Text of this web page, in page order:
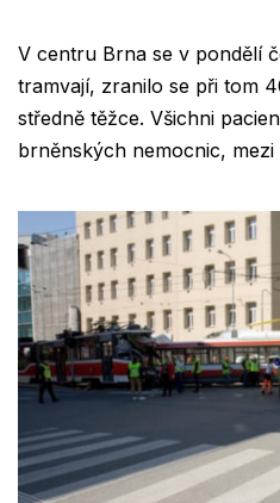
V centru Brna se v pondělí
tramvají, zranilo se při tom
středně těžce. Všichni
brněnských nemocnic,